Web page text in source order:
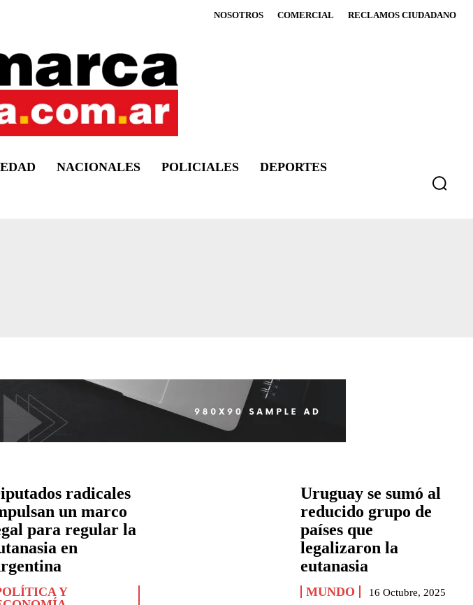
NOSOTROS COMERCIAL RECLAMOS CIUDADANO
NACIONALES POLICIALES DEPORTES
radicales
un marco
para regular la
en
Y
Uruguay se sumó al
reducido grupo de
países que
legalizaron la
eutanasia
MUNDO 16 Octubre, 2025